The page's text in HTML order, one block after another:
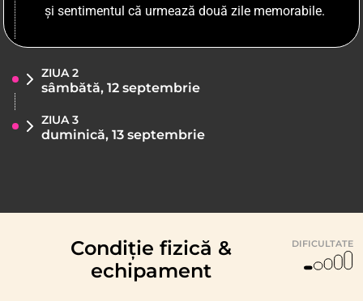
și sentimentul că urmează două zile memorabile.
ZIUA 2
sâmbătă, 12 septembrie
ZIUA 3
duminică, 13 septembrie
Condiție fizică &
echipament
DIFICULTATE